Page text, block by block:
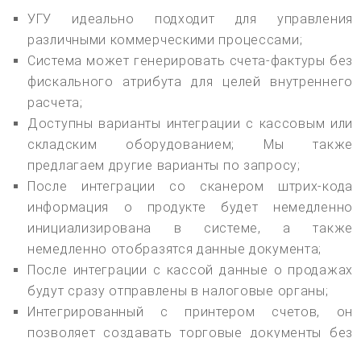
УГУ идеально подходит для управления
различными коммерческими процессами;
Система может генерировать счета-фактуры без
фискального атрибута для целей внутреннего
расчета;
Доступны варианты интеграции с кассовым или
складским оборудованием; Мы также
предлагаем другие варианты по запросу;
После интеграции со сканером штрих-кода
информация о продукте будет немедленно
инициализирована в системе, а также
немедленно отобразятся данные документа;
После интеграции с кассой данные о продажах
будут сразу отправлены в налоговые органы;
Интегрированный с принтером счетов, он
позволяет создавать торговые документы без